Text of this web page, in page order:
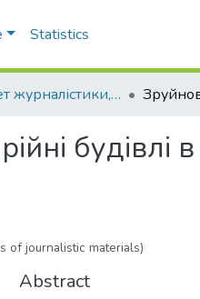
Statistics
Факультет журналістики, реклами та видавничої справи
будівлі
of journalistic materials)
Abstract